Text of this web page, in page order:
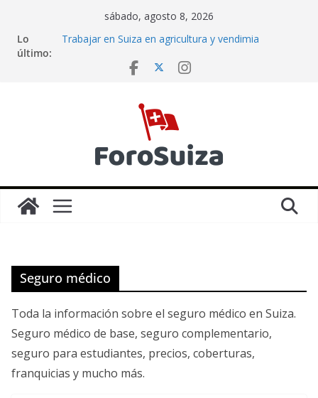
contenido
sábado, agosto 8, 2026
Lo
último:
Trabajar en Suiza en agricultura y vendimia
Suiza: la guía completa
Trabajar en Suiza en la temporada de invierno
Seguro médico
Toda la información sobre el seguro médico en Suiza.
Seguro médico de base, seguro complementario,
seguro para estudiantes, precios, coberturas,
franquicias y mucho más.